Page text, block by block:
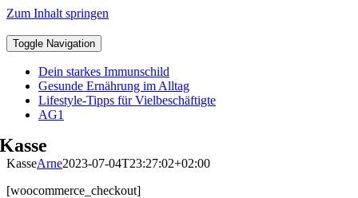
Zum Inhalt springen
Toggle Navigation
Dein starkes Immunschild
Gesunde Ernährung im Alltag
Lifestyle-Tipps für Vielbeschäftigte
AG1
Kasse
KasseArne2023-07-04T23:27:02+02:00
[woocommerce_checkout]